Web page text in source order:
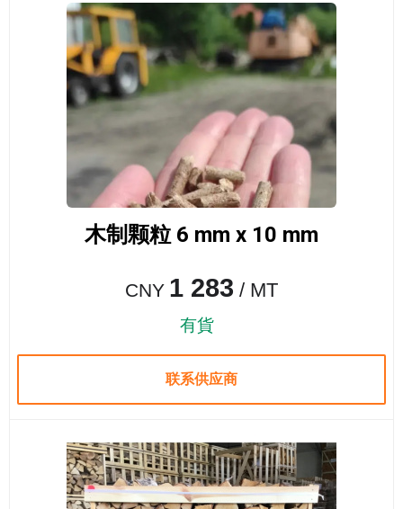
木制颗粒 6 mm x 10 mm
CNY 1 283 / MT
有貨
联系供应商